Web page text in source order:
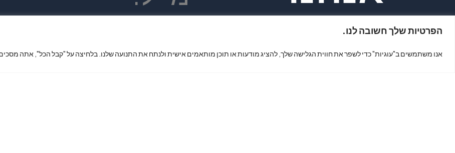
הפרטיות שלך חשובה לנו.
אנו משתמשים ב"עוגיות" כדי לשפר את חווית הגלישה שלך, להציג מודעות או תוכן מותאמים אישית ולנתח את התנועה שלנו. בלחיצה על "קבל הכל", אתה מסכים
king7phone
נמצאים?